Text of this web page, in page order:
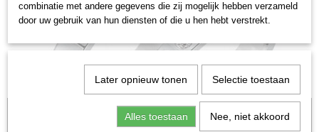
Let op: het kan voorkomen dat het product onlangs in de zaak is
verkocht; in dat geval nemen wij contact met u op.
combinatie met andere gegevens die zij mogelijk hebben verzameld
door uw gebruik van hun diensten of die u hen hebt verstrekt.
Later opnieuw tonen Selectie toestaan
Alles toestaan Nee, niet akkoord